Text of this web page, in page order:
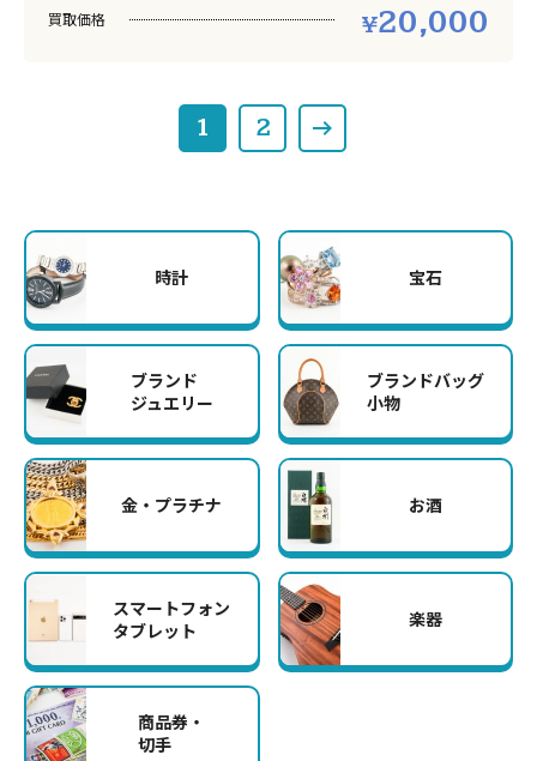
買取価格 20,000
1 2
時計 宝石
ブランド
ジュエリー
ブランドバッグ
小物
金・プラチナ お酒
スマートフォン
タブレット
楽器
商品券・
切手